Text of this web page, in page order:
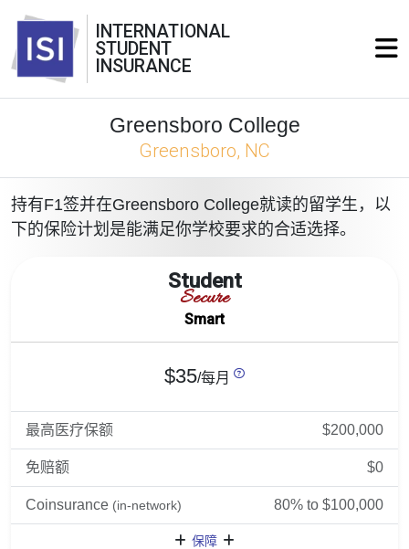
INTERNATIONAL
STUDENT
INSURANCE
Greensboro College
Greensboro, NC
持有F1签并在Greensboro College就读的留学生，以
下的保险计划是能满足你学校要求的合适选择。
Student
Secure
Smart
$35/每月
最高医疗保额 $200,000
免赔额 $0
Coinsurance (in-network) 80% to $100,000
保障